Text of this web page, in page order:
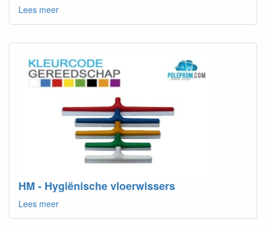
Lees meer
HM - Hygiënische vloerwissers
Lees meer